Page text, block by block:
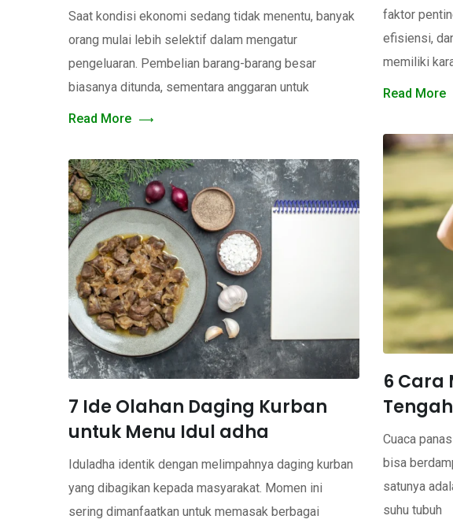
Saat kondisi ekonomi sedang tidak menentu, banyak
orang mulai lebih selektif dalam mengatur
pengeluaran. Pembelian barang-barang besar
biasanya ditunda, sementara anggaran untuk
Read More
faktor
efisiensi,
memiliki
Read More
7 Ide Olahan Daging Kurban
untuk Menu Idul adha
Iduladha identik dengan melimpahnya daging kurban
yang dibagikan kepada masyarakat. Momen ini
sering dimanfaatkan untuk memasak berbagai
6 Cara
Cuaca
bisa
satunya
suhu tubuh